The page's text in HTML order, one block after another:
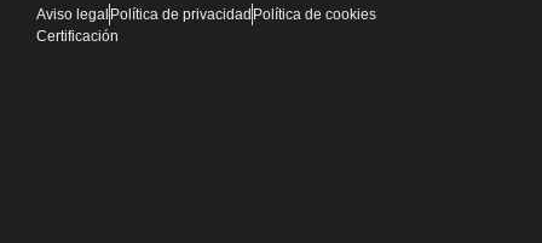
Aviso legal Política de privacidad Política de cookies
Certificación